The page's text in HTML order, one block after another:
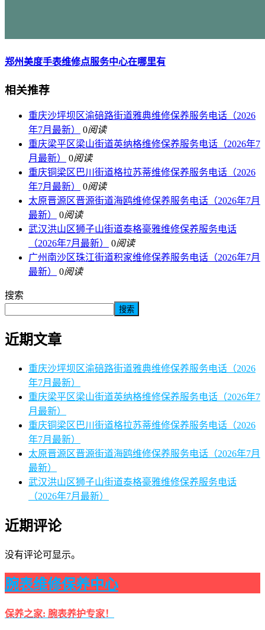
郑州美度手表维修点服务中心在哪里有
相关推荐
重庆沙坪坝区渝碚路街道雅典维修保养服务电话（2026
年7月最新）
0阅读
重庆梁平区梁山街道英纳格维修保养服务电话（2026年7
月最新）
0阅读
重庆铜梁区巴川街道格拉苏蒂维修保养服务电话（2026
年7月最新）
0阅读
太原晋源区晋源街道海鸥维修保养服务电话（2026年7月
最新）
0阅读
武汉洪山区狮子山街道泰格豪雅维修保养服务电话
（2026年7月最新）
0阅读
广州南沙区珠江街道积家维修保养服务电话（2026年7月
最新）
0阅读
搜索
搜索
近期文章
重庆沙坪坝区渝碚路街道雅典维修保养服务电话（2026
年7月最新）
重庆梁平区梁山街道英纳格维修保养服务电话（2026年7
月最新）
重庆铜梁区巴川街道格拉苏蒂维修保养服务电话（2026
年7月最新）
太原晋源区晋源街道海鸥维修保养服务电话（2026年7月
最新）
武汉洪山区狮子山街道泰格豪雅维修保养服务电话
（2026年7月最新）
近期评论
没有评论可显示。
腕表维修保养中心
保养之家: 腕表养护专家！